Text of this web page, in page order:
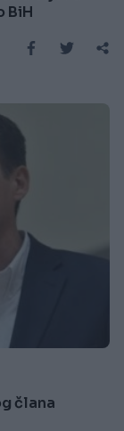
BiH
člana